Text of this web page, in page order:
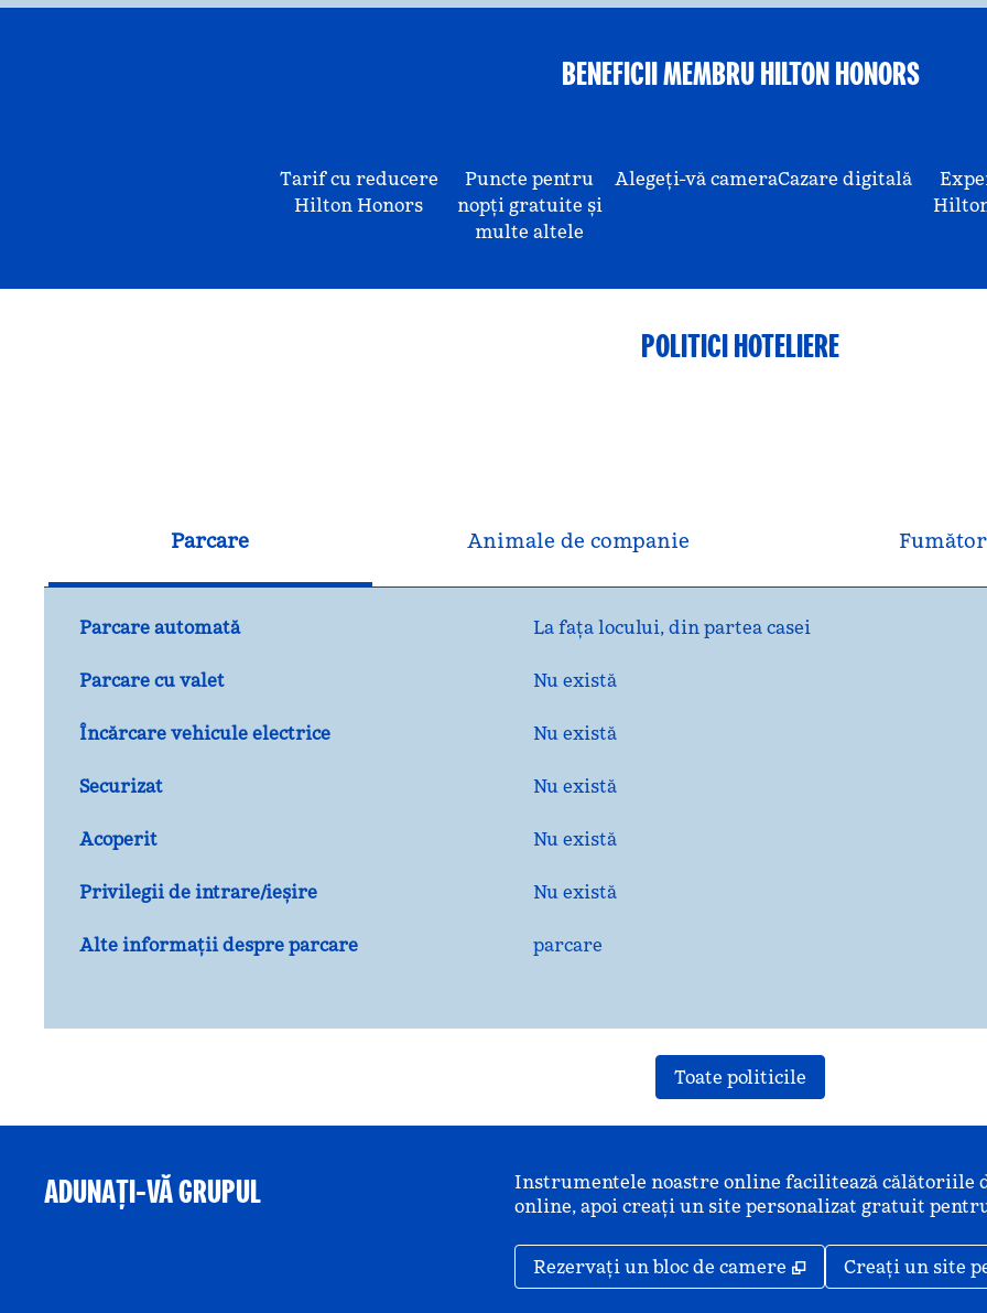
BENEFICII MEMBRU HILTON HONORS
Tarif cu reducere
Hilton Honors
Puncte pentru
nopți gratuite și
multe altele
Alegeți-vă cameraCazare digitală
POLITICI HOTELIERE
Parcare Animale de companie
Parcare automată La fața locului, din partea casei
Parcare cu valet Nu există
Încărcare vehicule electrice Nu există
Securizat Nu există
Acoperit Nu există
Privilegii de intrare/ieșire Nu există
Alte informații despre parcare parcare
Toate politicile
ADUNAȚI-VĂ GRUPUL
Instrumentele noastre online facilitează călătoriile
online, apoi creați un site personalizat gratuit
Rezervați un bloc de camere , Deschide o filă
Creați un site